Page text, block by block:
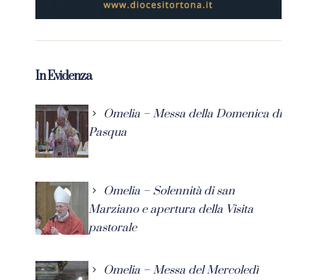
In Evidenza
Omelia – Messa della Domenica di
Pasqua
Omelia – Solennità di san
Marziano e apertura della Visita
pastorale
Omelia – Messa del Mercoledì